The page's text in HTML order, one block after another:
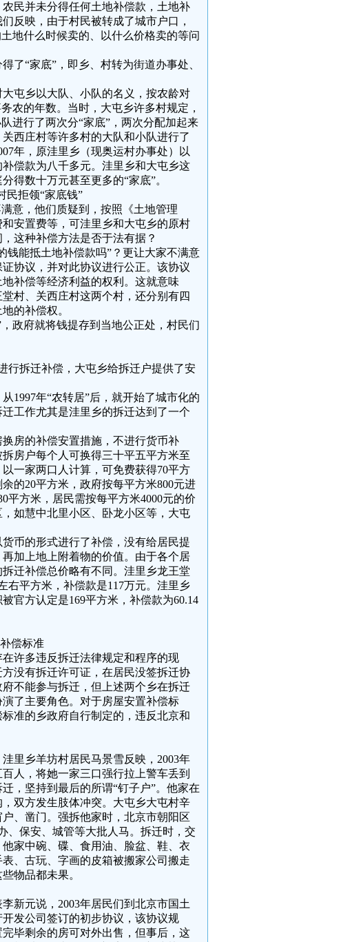
民并未分得任何土地补偿款，土地补
反映，由于村民被转成了城市户口，
地什么时候卖的、以什么价格卖的等问
了“家底”，即乡、村转为街道办事处、
屯乡以大队、小队的名义，按农龄对
农的年数。当时，大屯乡许多村规定，
进行了两次分“家底”，两次分配加起来
西庄村等许多村的大队和小队进行了
年，原洼里乡（现奥运村办事处）以
偿款为八千多元。洼里乡和大屯乡这
得数十万元甚至更多的“家底”。
民拒领“家底钱”
意，他们质疑到，按照《土地管理
安置费等，可洼里乡和大屯乡的原村
这种补偿方法是否于法有据？
钱能抵土地补偿款吗”？更让大家不满意
协议，并对此协议进行公正。该协议
补偿等经济利益的权利。这就意味
村、关西庄村这两个村，还分别有四
的补偿权。
政府就将钱提存到当地公正处，村民们
行拆迁补偿，大屯乡给拆迁户提供了安
1997年“农转居”后，就开始了城市化的
工作尤其是洼里乡的拆迁达到了一个
房的补偿安置措施，不进行货币补
房户每个人可换得三十平五平方米至
一家两口人计算，可免费获得70平方
的20平方米，政府按每平方米800元进
平方米，居民需按每平方米4000元的价
如慧中北里小区、卧龙小区等，大屯
币的形式进行了补偿，没有给居民提
加上地上附着物的价值。由于各个居
迁补偿总价略有不同。洼里乡龙王堂
右平方米，补偿款是117万元。洼里乡
官方认定是169平方米，补偿款为60.14
偿标准
许多违反拆迁法律规定和程序的现
没有拆迁许可证，在居民没签拆迁协
不能参与拆迁，但上述两个乡在拆迁
了主要角色。对于房屋安置补偿标
准的乡政府自行制定的，违反北京和
里乡羊坊村居民马景雪反映，2003年
人，将她一家三口强行拉上警车丢到
，坚持到最后的所谓“钉子户”。他家在
双方发生肢体冲突。大屯乡大屯村辛
、凿门。强拆他家时，北京市朝阳区
、保安、城管等大批人马。拆迁时，交
家中碗、碟、食用油、脸盆、鞋、衣
、古玩、字画的皮箱被搬家公司搬走
物品都未果。
新元说，2003年居民们到北京市国土
发公司签订的初步协议，该协议规
毕剩余的房可对外出售，但事后，这